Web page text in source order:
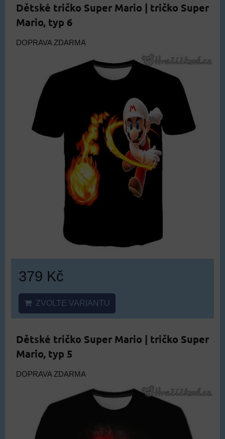
Dětské tričko Super Mario | tričko Super
Mario, typ 6
DOPRAVA ZDARMA
379 Kč
ZVOLTE VARIANTU
Dětské tričko Super Mario | tričko Super
Mario, typ 5
DOPRAVA ZDARMA